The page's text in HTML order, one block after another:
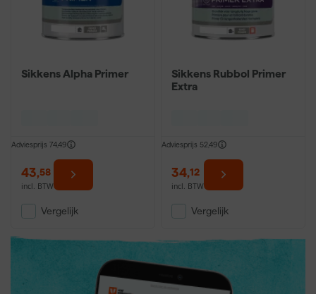
Sikkens Alpha Primer
Adviesprijs 74,49
43,58
incl. BTW
Vergelijk
Sikkens Rubbol Primer
Extra
Adviesprijs 52,49
34,12
incl. BTW
Vergelijk